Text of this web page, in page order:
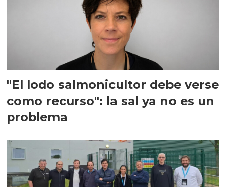
"El lodo salmonicultor debe verse
como recurso": la sal ya no es un
problema